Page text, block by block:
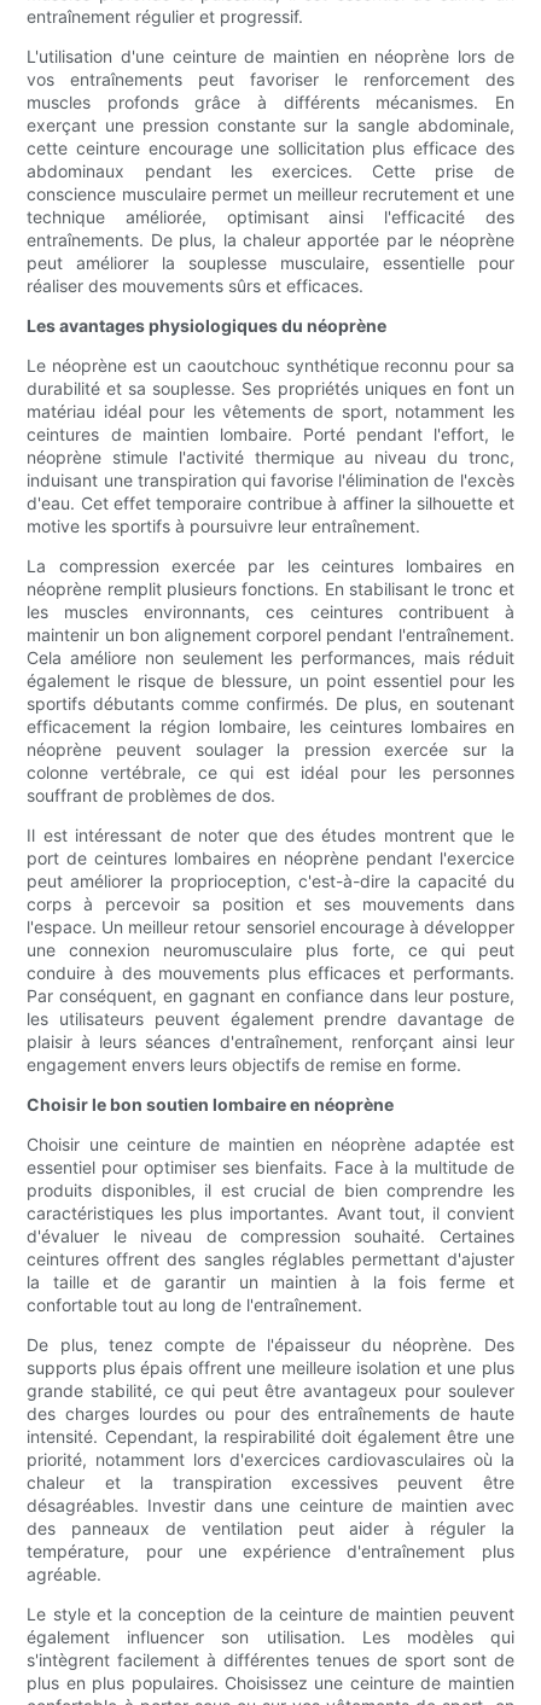
entraînement régulier et progressif.
L'utilisation d'une ceinture de maintien en néoprène lors de
vos entraînements peut favoriser le renforcement des
muscles profonds grâce à différents mécanismes. En
exerçant une pression constante sur la sangle abdominale,
cette ceinture encourage une sollicitation plus efficace des
abdominaux pendant les exercices. Cette prise de
conscience musculaire permet un meilleur recrutement et une
technique améliorée, optimisant ainsi l'efficacité des
entraînements. De plus, la chaleur apportée par le néoprène
peut améliorer la souplesse musculaire, essentielle pour
réaliser des mouvements sûrs et efficaces.
Les avantages physiologiques du néoprène
Le néoprène est un caoutchouc synthétique reconnu pour sa
durabilité et sa souplesse. Ses propriétés uniques en font un
matériau idéal pour les vêtements de sport, notamment les
ceintures de maintien lombaire. Porté pendant l'effort, le
néoprène stimule l'activité thermique au niveau du tronc,
induisant une transpiration qui favorise l'élimination de l'excès
d'eau. Cet effet temporaire contribue à affiner la silhouette et
motive les sportifs à poursuivre leur entraînement.
La compression exercée par les ceintures lombaires en
néoprène remplit plusieurs fonctions. En stabilisant le tronc et
les muscles environnants, ces ceintures contribuent à
maintenir un bon alignement corporel pendant l'entraînement.
Cela améliore non seulement les performances, mais réduit
également le risque de blessure, un point essentiel pour les
sportifs débutants comme confirmés. De plus, en soutenant
efficacement la région lombaire, les ceintures lombaires en
néoprène peuvent soulager la pression exercée sur la
colonne vertébrale, ce qui est idéal pour les personnes
souffrant de problèmes de dos.
Il est intéressant de noter que des études montrent que le
port de ceintures lombaires en néoprène pendant l'exercice
peut améliorer la proprioception, c'est-à-dire la capacité du
corps à percevoir sa position et ses mouvements dans
l'espace. Un meilleur retour sensoriel encourage à développer
une connexion neuromusculaire plus forte, ce qui peut
conduire à des mouvements plus efficaces et performants.
Par conséquent, en gagnant en confiance dans leur posture,
les utilisateurs peuvent également prendre davantage de
plaisir à leurs séances d'entraînement, renforçant ainsi leur
engagement envers leurs objectifs de remise en forme.
Choisir le bon soutien lombaire en néoprène
Choisir une ceinture de maintien en néoprène adaptée est
essentiel pour optimiser ses bienfaits. Face à la multitude de
produits disponibles, il est crucial de bien comprendre les
caractéristiques les plus importantes. Avant tout, il convient
d'évaluer le niveau de compression souhaité. Certaines
ceintures offrent des sangles réglables permettant d'ajuster
la taille et de garantir un maintien à la fois ferme et
confortable tout au long de l'entraînement.
De plus, tenez compte de l'épaisseur du néoprène. Des
supports plus épais offrent une meilleure isolation et une plus
grande stabilité, ce qui peut être avantageux pour soulever
des charges lourdes ou pour des entraînements de haute
intensité. Cependant, la respirabilité doit également être une
priorité, notamment lors d'exercices cardiovasculaires où la
chaleur et la transpiration excessives peuvent être
désagréables. Investir dans une ceinture de maintien avec
des panneaux de ventilation peut aider à réguler la
température, pour une expérience d'entraînement plus
agréable.
Le style et la conception de la ceinture de maintien peuvent
également influencer son utilisation. Les modèles qui
s'intègrent facilement à différentes tenues de sport sont de
plus en plus populaires. Choisissez une ceinture de maintien